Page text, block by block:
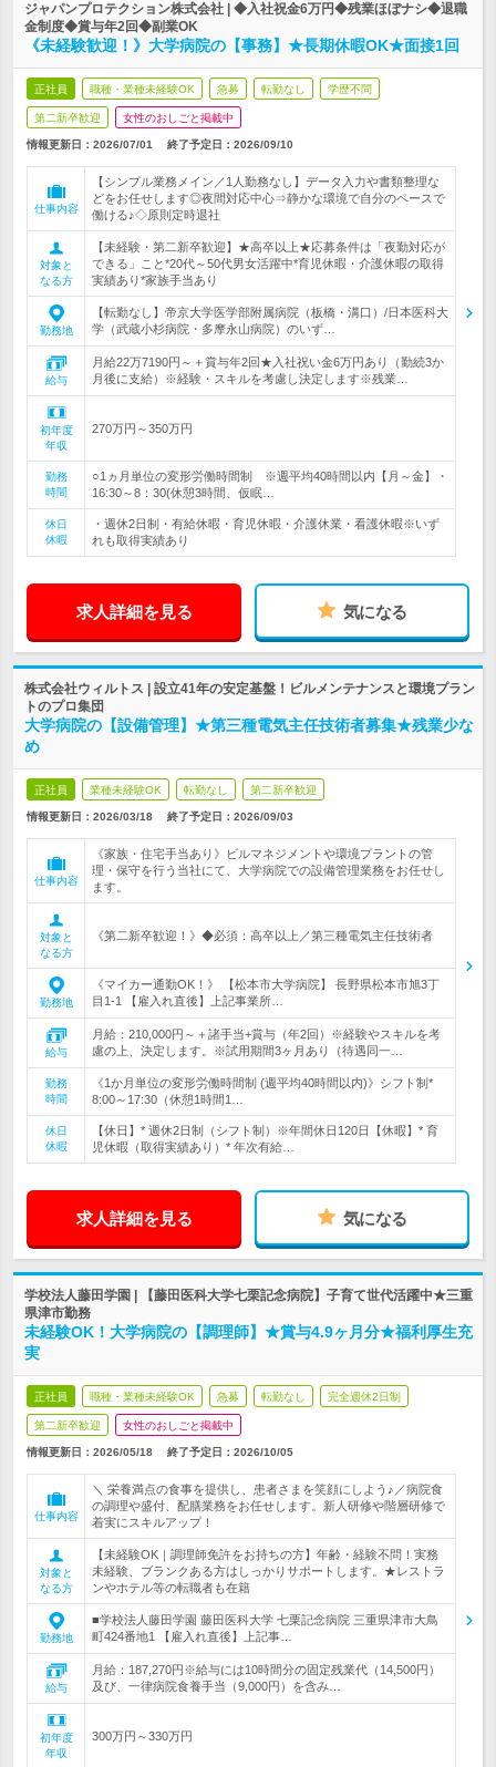
ジャパンプロテクション株式会社 | ◆入社祝金6万円◆残業ほぼナシ◆退職
金制度◆賞与年2回◆副業OK
《未経験歓迎！》大学病院の【事務】★長期休暇OK★面接1回
正社員 職種・業種未経験OK 急募 転勤なし 学歴不問
第二新卒歓迎 女性のおしごと掲載中
情報更新日：2026/07/01 終了予定日： 2026/09/10
仕事内容
【シンプル業務メイン／1人勤務なし】データ入力や書類整理な
どをお任せします◎夜間対応中心⇒静かな環境で自分のペースで
働ける♪◇原則定時退社
対象と
なる方
【未経験・第二新卒歓迎】★高卒以上★応募条件は「夜勤対応が
できる」こと*20代～50代男女活躍中*育児休暇・介護休暇の取得
実績あり*家族手当あり
勤務地
【転勤なし】帝京大学医学部附属病院（板橋・溝口）/日本医科大
学（武蔵小杉病院・多摩永山病院）のいず…
給与
月給22万7190円～＋賞与年2回★入社祝い金6万円あり（勤続3か
月後に支給）※経験・スキルを考慮し決定します※残業…
初年度
年収
270万円～350万円
勤務
時間
○1ヵ月単位の変形労働時間制 ※週平均40時間以内【月～金】・
16:30～8：30(休憩3時間、仮眠…
休日
休暇
・週休2日制・有給休暇・育児休暇・介護休業・看護休暇※いず
れも取得実績あり
求人詳細を見る 気になる
株式会社ウィルトス | 設立41年の安定基盤！ビルメンテナンスと環境プラン
トのプロ集団
大学病院の【設備管理】★第三種電気主任技術者募集★残業少な
め
正社員 業種未経験OK 転勤なし 第二新卒歓迎
情報更新日：2026/03/18 終了予定日： 2026/09/03
仕事内容
《家族・住宅手当あり》ビルマネジメントや環境プラントの管
理・保守を行う当社にて、大学病院での設備管理業務をお任せし
ます。
対象と
なる方
《第二新卒歓迎！》◆必須：高卒以上／第三種電気主任技術者
勤務地
《マイカー通勤OK！》 【松本市大学病院】 長野県松本市旭3丁
目1-1 【雇入れ直後】上記事業所…
給与
月給：210,000円～＋諸手当+賞与（年2回）※経験やスキルを考
慮の上、決定します。※試用期間3ヶ月あり（待遇同一…
勤務
時間
《1か月単位の変形労働時間制 (週平均40時間以内)》シフト制*
8:00～17:30（休憩1時間1…
休日
休暇
【休日】* 週休2日制（シフト制）※年間休日120日【休暇】* 育
児休暇（取得実績あり）* 年次有給…
求人詳細を見る 気になる
学校法人藤田学園 | 【藤田医科大学七栗記念病院】子育て世代活躍中★三重
県津市勤務
未経験OK！大学病院の【調理師】★賞与4.9ヶ月分★福利厚生充
実
正社員 職種・業種未経験OK 急募 転勤なし 完全週休2日制
第二新卒歓迎 女性のおしごと掲載中
情報更新日：2026/05/18 終了予定日： 2026/10/05
仕事内容
＼ 栄養満点の食事を提供し、患者さまを笑顔にしよう♪／病院食
の調理や盛付、配膳業務をお任せします。新人研修や階層研修で
着実にスキルアップ！
対象と
なる方
【未経験OK｜調理師免許をお持ちの方】年齢・経験不問！実務
未経験、ブランクある方はしっかりサポートします。★レストラ
ンやホテル等の転職者も在籍
勤務地
■学校法人藤田学園 藤田医科大学 七栗記念病院 三重県津市大鳥
町424番地1 【雇入れ直後】上記事…
給与
月給：187,270円※給与には10時間分の固定残業代（14,500円）
及び、一律病院食養手当（9,000円）を含み…
初年度
年収
300万円～330万円